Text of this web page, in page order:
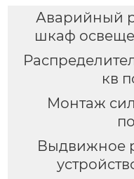
Аварийный
шкаф
кв
Монтаж
Выдвижное